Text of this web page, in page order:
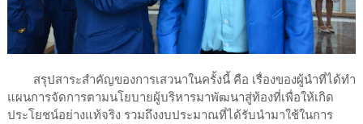
สรุปสาระสำคัญของการเสวนาในครั้งนี้ คือ เรื่องของผู้นำที่ได้ทำ
แผนการจัดการตามนโยบายผู้บริหารมาพัฒนาสู่ท้องที่เพื่อให้เกิด
ประโยชน์อย่างแท้จริง รวมถึงงบประมาณที่ได้รับนำมาใช้ในการ